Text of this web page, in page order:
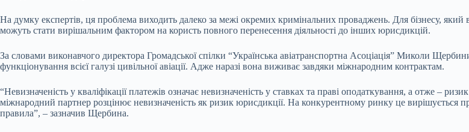
На думку експертів, ця проблема виходить далеко за межі окремих кримінальних проваджень. Для бізнесу,
можуть стати вирішальним фактором на користь повного перенесення діяльності до інших юрисдикцій.
За словами виконавчого директора Громадської спілки “Українська авіатранспортна Асоціація” Миколи
функціонування всієї галузі цивільної авіації. Адже наразі вона виживає завдяки міжнародним контрактам.
“Невизначеність у кваліфікації платежів означає невизначеність у ставках та праві оподаткування, а отже –
міжнародний партнер розцінює невизначеність як ризик юрисдикції. На конкурентному ринку це вирішується
правила”, – зазначив Щербина.